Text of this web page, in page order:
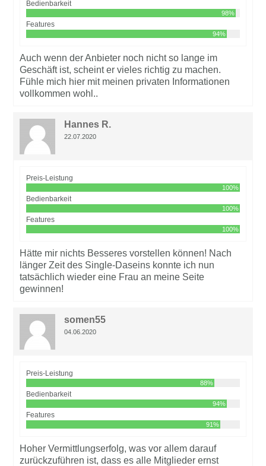
Bedienbarkeit
98%
Features
94%
Auch wenn der Anbieter noch nicht so lange im
Geschäft ist, scheint er vieles richtig zu machen.
Fühle mich hier mit meinen privaten Informationen
vollkommen wohl..
Hannes R.
22.07.2020
Preis-Leistung
100%
Bedienbarkeit
100%
Features
100%
Hätte mir nichts Besseres vorstellen können! Nach
länger Zeit des Single-Daseins konnte ich nun
tatsächlich wieder eine Frau an meine Seite
gewinnen!
somen55
04.06.2020
Preis-Leistung
88%
Bedienbarkeit
94%
Features
91%
Hoher Vermittlungserfolg, was vor allem darauf
zurückzuführen ist, dass es alle Mitglieder ernst